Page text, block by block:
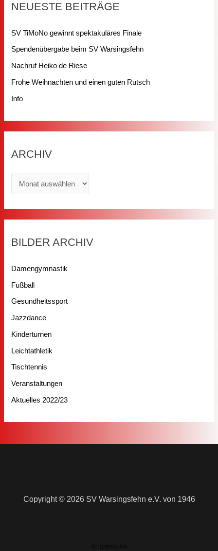
NEUESTE BEITRÄGE
SV TiMoNo gewinnt spektakuläres Finale
Spendenübergabe beim SV Warsingsfehn
Nachruf Heiko de Riese
Frohe Weihnachten und einen guten Rutsch
Info
ARCHIV
BILDER ARCHIV
Damengymnastik
Fußball
Gesundheitssport
Jazzdance
Kinderturnen
Leichtathletik
Tischtennis
Veranstaltungen
Aktuelles 2022/23
Copyright © 2026 SV Warsingsfehn e.V. von 1946